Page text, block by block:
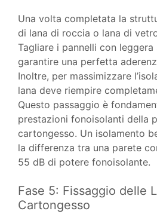
Una volta completata la
di lana di roccia o lana di
Tagliare i pannelli con
garantire una perfetta
Inoltre, per massimizzare
lana deve riempire
Questo passaggio è
prestazioni fonoisolanti della
cartongesso. Un isolamento
la differenza tra una parete
55 dB di potere fonoisolante.
Fase 5: Fissaggio delle
Cartongesso